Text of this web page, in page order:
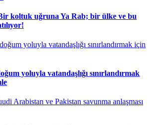
koltuk uğruna Ya Rab; bir ülke ve bu
yoluyla vatandaşlığı sınırlandırmak